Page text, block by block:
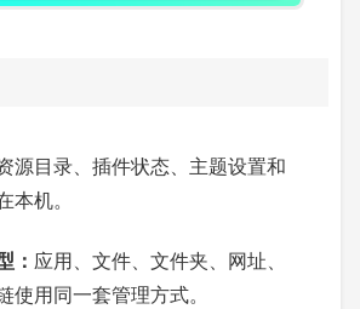
源目录、插件状态、主题设置和
机。
： 应用、文件、文件夹、网址、
使用同一套管理方式。